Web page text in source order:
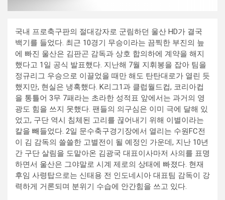
국내 프로축구판의 절대강자로 군림하던 울산 HD가 결국
백기를 들었다. 최근 10경기 무승이라는 끔찍한 부진의 늪
에 빠진 울산은 김판곤 감독과 상호 합의하에 계약을 해지
했다고 1일 공식 발표했다. 지난해 7월 지휘봉을 잡아 팀을
정규리그 우승으로 이끌었을 때만 해도 탄탄대로가 열린 듯
했지만, 현실은 냉혹했다. K리그1과 클럽월드컵, 코리아컵
을 통틀어 3무 7패라는 초라한 성적표 앞에서는 과거의 영
광도 힘을 쓰지 못했다. 팬들의 의구심은 이미 극에 달해 있
었고, 구단 역시 침체된 고리를 끊어내기 위해 이별이라는
칼을 빼들었다. 2일 문수축구경기장에서 열리는 수원FC전
이 김 감독의 쓸쓸한 고별전이 될 예정인 가운데, 지난 10년
간 구단 살림을 도맡아온 김광국 대표이사마저 사의를 표명
하면서 울산은 그야말로 시계 제로의 상태에 빠졌다. 현재
후임 사령탑으로는 신태용 전 인도네시아 대표팀 감독이 강
력하게 거론되며 분위기 수습에 안간힘을 쓰고 있다.